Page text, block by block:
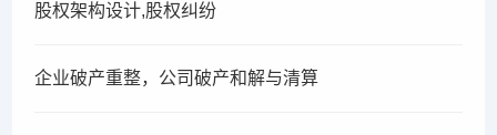
股权架构设计,股权纠纷
企业破产重整，公司破产和解与清算